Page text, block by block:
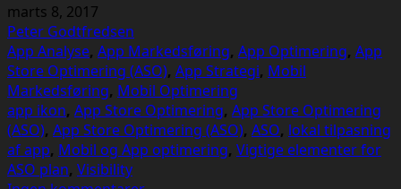
marts 8, 2017
Peter Godtfredsen
App Analyse, App Markedsføring, App Optimering, App
Store Optimering (ASO), App Strategi, Mobil
Markedsføring, Mobil Optimering
app ikon, App Store Optimering, App Store Optimering
(ASO), App Store Optimering (ASO), ASO, lokal tilpasning
af app, Mobil og App optimering, Vigtige elementer for
ASO plan, Visibility